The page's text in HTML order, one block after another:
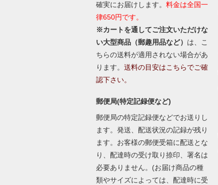
確実にお届けします。 料金は全国一
律650円です。
※カートを通してご注文いただけな
い大型商品（郵趣用品など） は、こ
ちらの送料が適用されない場合があ
ります。 送料の目安はこちらでご確
認下さい。
郵便局(特定記録便など)
郵便局の特定記録便などでお送りし
ます。発送、配送状況の記録が残り
ます。お客様の郵便受箱に配送とな
り、配達時の受け取り捺印、署名は
必要ありません。(お届け商品の種
類やサイズによっては、配達時に受